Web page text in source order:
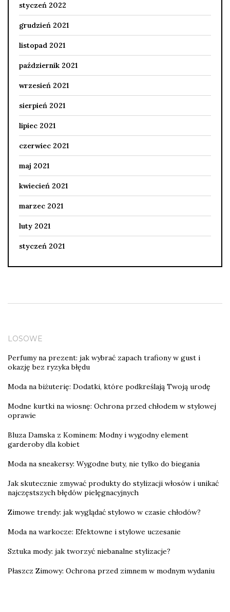
styczeń 2022
grudzień 2021
listopad 2021
październik 2021
wrzesień 2021
sierpień 2021
lipiec 2021
czerwiec 2021
maj 2021
kwiecień 2021
marzec 2021
luty 2021
styczeń 2021
LOSOWE
Perfumy na prezent: jak wybrać zapach trafiony w gust i
okazję bez ryzyka błędu
Moda na biżuterię: Dodatki, które podkreślają Twoją urodę
Modne kurtki na wiosnę: Ochrona przed chłodem w stylowej
oprawie
Bluza Damska z Kominem: Modny i wygodny element
garderoby dla kobiet
Moda na sneakersy: Wygodne buty, nie tylko do biegania
Jak skutecznie zmywać produkty do stylizacji włosów i unikać
najczęstszych błędów pielęgnacyjnych
Zimowe trendy: jak wyglądać stylowo w czasie chłodów?
Moda na warkocze: Efektowne i stylowe uczesanie
Sztuka mody: jak tworzyć niebanalne stylizacje?
Płaszcz Zimowy: Ochrona przed zimnem w modnym wydaniu